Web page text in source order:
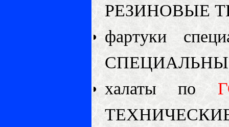
РЕЗИНОВЫЕ
фартуки
халаты по